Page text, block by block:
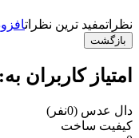
نظراتمفید ترین نظرات
بازگشت
امتیاز کاربران به:
دال عدس (0نفر)
کیفیت ساخت